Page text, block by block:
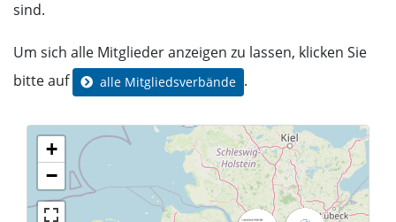
sind.
Um sich alle Mitglieder anzeigen zu lassen, klicken Sie
bitte auf
alle Mitgliedsverbände .
+
−